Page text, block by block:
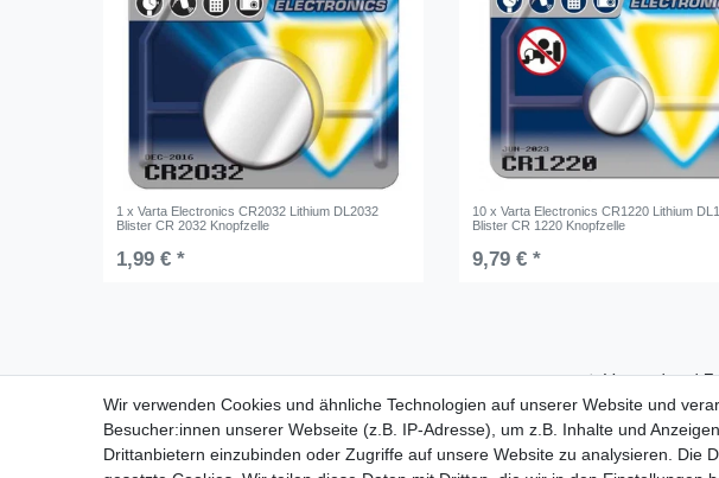
1 x Varta Electronics CR2032 Lithium DL2032
Blister CR 2032 Knopfzelle
1,99 € *
10 x Varta Electronics CR1220 Lithium
Blister CR 1220 Knopfzelle
9,79 € *
Für Fragen zu unseren Produkten und
Bestellungen erreichen Sie uns per E-Mail oder
Telefon:
+49 5741 9099422 oder
info@dein-bau-
Versand und
Impressum
AGB
Wir verwenden Cookies und ähnliche Technologien auf unserer Website und
Besucher:innen unserer Webseite (z.B. IP-Adresse), um z.B. Inhalte und
Drittanbietern einzubinden oder Zugriffe auf unsere Website zu analysieren. Die